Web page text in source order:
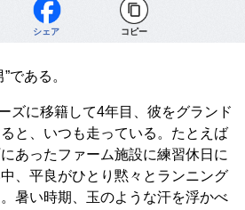
シェア コピー
である。
ズに移籍して4年目、彼をグランド
と、いつも走っている。たとえば
あったファーム施設に練習休日に
、平良がひとり黙々とランニング
暑い時期、玉のような汗を浮かべ